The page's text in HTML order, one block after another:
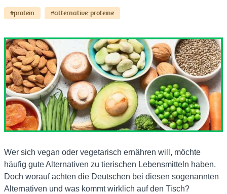
#protein #alternative-proteine
Wer sich vegan oder vegetarisch ernähren will, möchte
häufig gute Alternativen zu tierischen Lebensmitteln haben.
Doch worauf achten die Deutschen bei diesen sogenannten
Alternativen und was kommt wirklich auf den Tisch?